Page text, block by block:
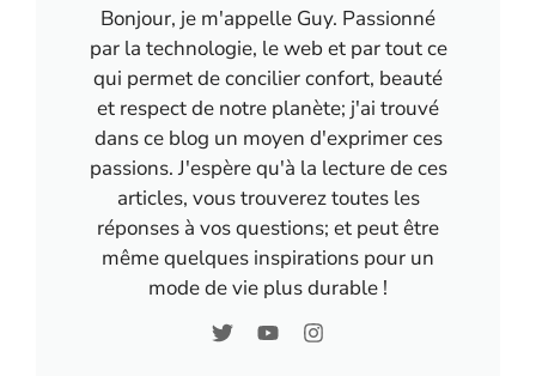
Bonjour, je m'appelle Guy. Passionné
par la technologie, le web et par tout ce
qui permet de concilier confort, beauté
et respect de notre planète; j'ai trouvé
dans ce blog un moyen d'exprimer ces
passions. J'espère qu'à la lecture de ces
articles, vous trouverez toutes les
réponses à vos questions; et peut être
même quelques inspirations pour un
mode de vie plus durable !